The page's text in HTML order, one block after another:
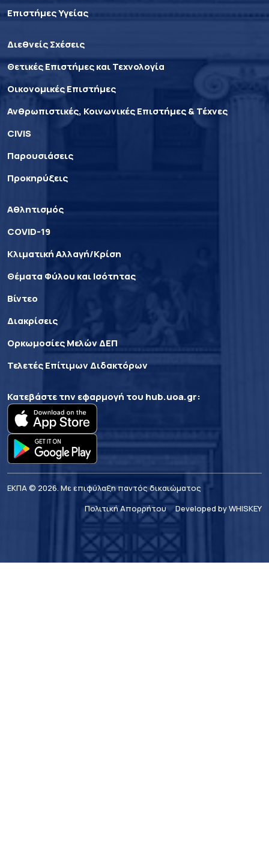
Επιστήμες Υγείας
Διεθνείς Σχέσεις
Θετικές Επιστήμες και Τεχνολογία
Οικονομικές Επιστήμες
Ανθρωπιστικές, Κοινωνικές Επιστήμες & Τέχνες
CIVIS
Παρουσιάσεις
Προκηρύξεις
Αθλητισμός
COVID-19
Κλιματική Αλλαγή/Κρίση
Θέματα Φύλου και Ισότητας
Βίντεο
Διακρίσεις
Ορκωμοσίες Μελών ΔΕΠ
Τελετές Επίτιμων Διδακτόρων
Κατεβάστε την εφαρμογή του hub.uoa.gr:
ΕΚΠΑ © 2026. Με επιφύλαξη παντός δικαιώματος
Πολιτική Απορρήτου
Developed by WHISKEY